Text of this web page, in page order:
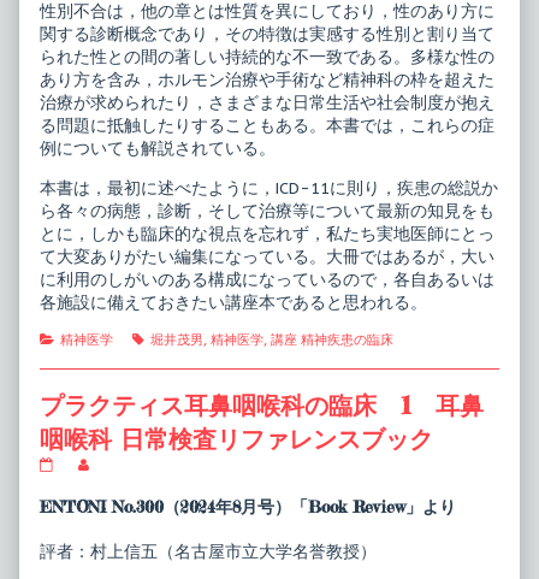
性別不合は，他の章とは性質を異にしており，性のあり方に
関する診断概念であり，その特徴は実感する性別と割り当て
られた性との間の著しい持続的な不一致である。多様な性の
あり方を含み，ホルモン治療や手術など精神科の枠を超えた
治療が求められたり，さまざまな日常生活や社会制度が抱え
る問題に抵触したりすることもある。本書では，これらの症
例についても解説されている。
本書は，最初に述べたように，ICD-11に則り，疾患の総説か
ら各々の病態，診断，そして治療等について最新の知見をも
とに，しかも臨床的な視点を忘れず，私たち実地医師にとっ
て大変ありがたい編集になっている。大冊ではあるが，大い
に利用のしがいのある構成になっているので，各自あるいは
各施設に備えておきたい講座本であると思われる。
Categories
精神医学 Tags
堀井茂男 精神医学, 講座 精神疾患の臨床
プラクティス耳鼻咽喉科の臨床 1 耳鼻
咽喉科 日常検査リファレンスブック
ク
テ
ス
posts
by
author
ENTONI No.300（2024年8月号）「Book Review」より
評者：村上信五（名古屋市立大学名誉教授）